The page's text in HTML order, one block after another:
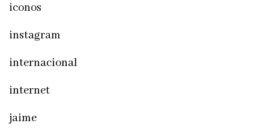
iconos
instagram
internacional
internet
jaime